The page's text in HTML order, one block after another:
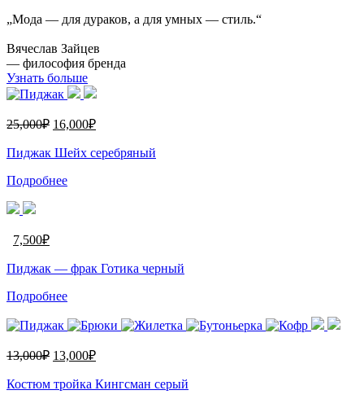
„Мода — для дураков, а для умных — стиль.“
Вячеслав Зайцев
— философия бренда
Узнать больше
25,000₽ 16,000₽
Пиджак Шейх серебряный
Подробнее
7,500₽
Пиджак — фрак Готика черный
Подробнее
13,000₽ 13,000₽
Костюм тройка Кингсман серый